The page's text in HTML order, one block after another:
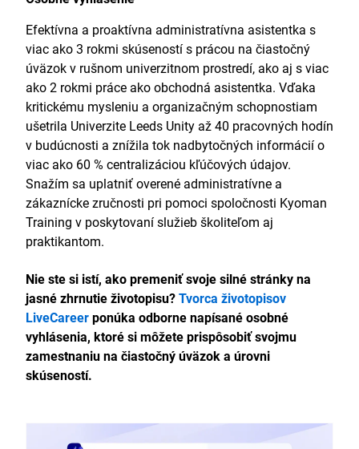
Efektívna a proaktívna administratívna asistentka s
viac ako 3 rokmi skúseností s prácou na čiastočný
úväzok v rušnom univerzitnom prostredí, ako aj s viac
ako 2 rokmi práce ako obchodná asistentka. Vďaka
kritickému mysleniu a organizačným schopnostiam
ušetrila Univerzite Leeds Unity až 40 pracovných hodín
v budúcnosti a znížila tok nadbytočných informácií o
viac ako 60 % centralizáciou kľúčových údajov.
Snažím sa uplatniť overené administratívne a
zákaznícke zručnosti pri pomoci spoločnosti Kyoman
Training v poskytovaní služieb školiteľom aj
praktikantom.
Nie ste si istí, ako premeniť svoje silné stránky na
jasné zhrnutie životopisu?Tvorca životopisov
LiveCareerponúka odborne napísané osobné
vyhlásenia, ktoré si môžete prispôsobiť svojmu
zamestnaniu na čiastočný úväzok a úrovni
skúseností.